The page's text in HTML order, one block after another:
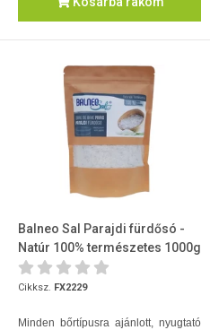
Balneo Sal Parajdi fürdősó -
Natúr 100% természetes 1000g
Cikksz. FX2229
Minden bőrtípusra ajánlott, nyugtató